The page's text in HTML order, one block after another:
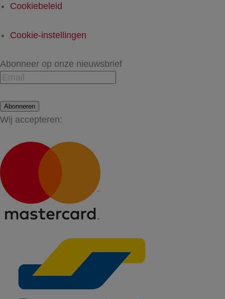
Cookiebeleid
Cookie-instellingen
Abonneer op onze nieuwsbrief
Abonneren
Wij accepteren: